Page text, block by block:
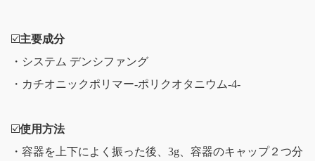
☑️主要成分
・システム デンシファング
・カチオニックポリマー-ポリクオタニウム-4-
☑️使用方法
・容器を上下によく振った後、3g、容器のキャップ２つ分